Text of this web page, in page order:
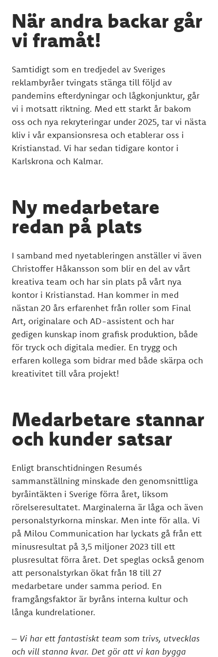
När andra backar går
vi framåt!
Samtidigt som en tredjedel av Sveriges
reklambyråer tvingats stänga till följd av
pandemins efterdyningar och lågkonjunktur, går
vi i motsatt riktning. Med ett starkt år bakom
oss och nya rekryteringar under 2025, tar vi nästa
kliv i vår expansionsresa och etablerar oss i
Kristianstad. Vi har sedan tidigare kontor i
Karlskrona och Kalmar.
Ny medarbetare
redan på plats
I samband med nyetableringen anställer vi även
Christoffer Håkansson som blir en del av vårt
kreativa team och har sin plats på vårt nya
kontor i Kristianstad. Han kommer in med
nästan 20 års erfarenhet från roller som Final
Art, originalare och AD-assistent och har
gedigen kunskap inom grafisk produktion, både
för tryck och digitala medier. En trygg och
erfaren kollega som bidrar med både skärpa och
kreativitet till våra projekt!
Medarbetare stannar
och kunder satsar
Enligt branschtidningen Resumés
sammanställning minskade den genomsnittliga
byråintäkten i Sverige förra året, liksom
rörelseresultatet. Marginalerna är låga och även
personalstyrkorna minskar. Men inte för alla. Vi
på Milou Communication har lyckats gå från ett
minusresultat på 3,5 miljoner 2023 till ett
plusresultat förra året. Det speglas också genom
att personalstyrkan ökat från 18 till 27
medarbetare under samma period. En
framgångsfaktor är byråns interna kultur och
långa kundrelationer.
– Vi har ett fantastiskt team som trivs, utvecklas
och vill stanna kvar. Det gör att vi kan bygga